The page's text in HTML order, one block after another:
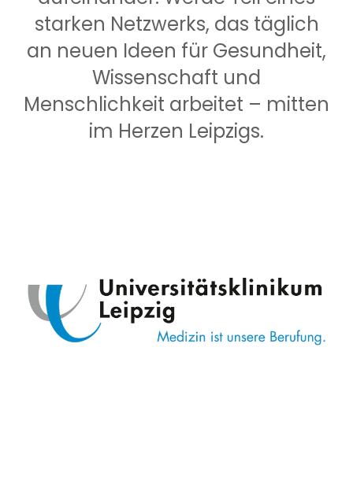
starken Netzwerks, das täglich
an neuen Ideen für Gesundheit,
Wissenschaft und
Menschlichkeit arbeitet – mitten
im Herzen Leipzigs.